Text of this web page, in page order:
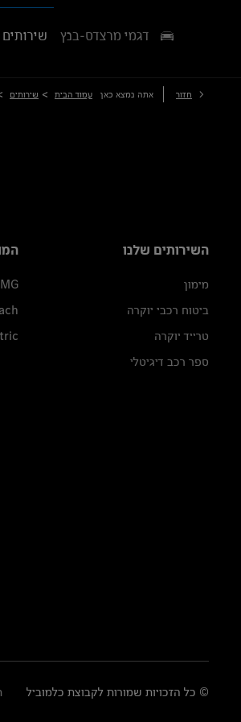
דגמי מרצדס-בנץ שירותים
חזור אתה נמצא כאן עמוד הבית > שירותים
השירותים שלנו
מימון
ביטוח רכבי יוקרה
טרייד יוקרה
ספר רכב דיגיטלי
© כל הזכויות שמורות לקבוצת כלמוביל